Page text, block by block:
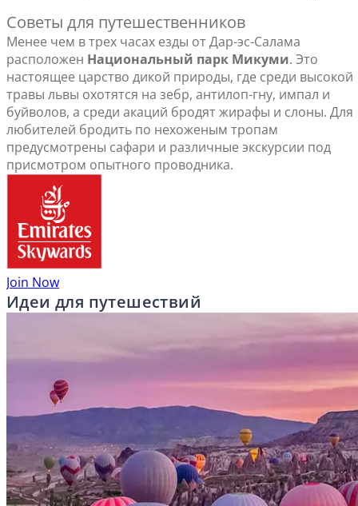
Советы для путешественников
Менее чем в трех часах езды от Дар-эс-Салама
расположен Национальный парк Микуми. Это
настоящее царство дикой природы, где среди высокой
травы львы охотятся на зебр, антилоп-гну, импал и
буйволов, а среди акаций бродят жирафы и слоны. Для
любителей бродить по нехоженым тропам
предусмотрены сафари и различные экскурсии под
присмотром опытного проводника.
Join Now
Идеи для путешествий